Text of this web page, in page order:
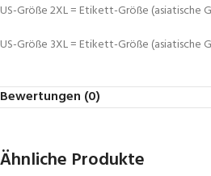
US-Größe 2XL = Etikett-Größe (asiatische
US-Größe 3XL = Etikett-Größe (asiatische
Bewertungen (0)
Ähnliche Produkte